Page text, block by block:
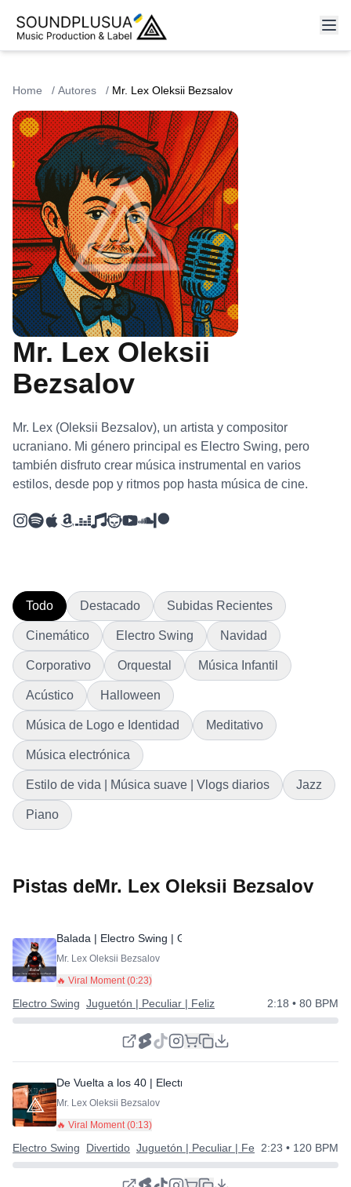
Home / Autores / Mr. Lex Oleksii Bezsalov
Mr. Lex Oleksii
Bezsalov
Mr. Lex (Oleksii Bezsalov), un artista y compositor
ucraniano. Mi género principal es Electro Swing, pero
también disfruto crear música instrumental en varios
estilos, desde pop y ritmos pop hasta música de cine.
Todo Destacado Subidas Recientes
Cinemático Electro Swing Navidad
Corporativo Orquestal Música Infantil
Acústico Halloween
Música de Logo e Identidad Meditativo
Música electrónica
Estilo de vida | Música suave | Vlogs diarios Jazz
Piano
Pistas deMr. Lex Oleksii Bezsalov
Balada | Electro Swing | Genial
Mr. Lex Oleksii Bezsalov
🔥 Viral Moment (0:23)
Electro Swing Juguetón | Peculiar | Feliz 2:18 • 80 BPM
De Vuelta a los 40 | Electro Swing Divertido
Mr. Lex Oleksii Bezsalov
🔥 Viral Moment (0:13)
Electro Swing Divertido Juguetón | Peculiar | Feliz2:23 • 120 BPM